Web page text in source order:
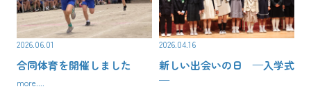
2026.06.01
合同体育を開催しました
more....
2026.04.16
新しい出会いの日 —入学式
—